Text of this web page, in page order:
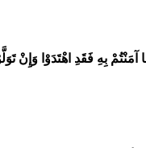
آمَنْتُمْ بِهِ فَقَدِ اهْتَدَوْا وَإِنْ